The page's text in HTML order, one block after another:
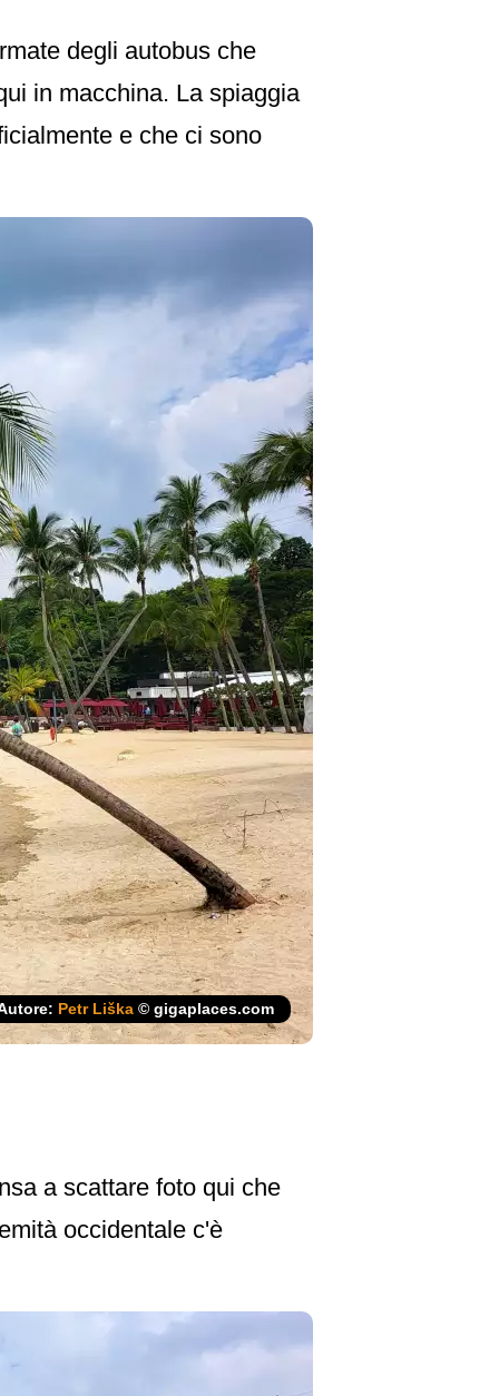
degli autobus che
in macchina. La spiaggia
e che ci sono
Petr Liška © gigaplaces.com
a scattare foto qui che
occidentale c'è